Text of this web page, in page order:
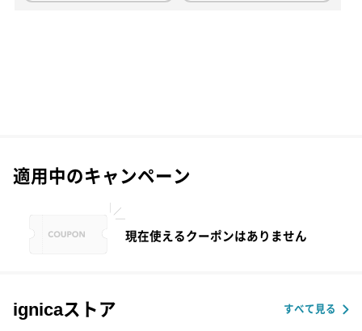
適用中のキャンペーン
現在使えるクーポンはありません
ignicaストア すべて見る